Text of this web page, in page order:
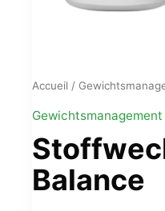
Accueil /
Gewichtsmanagement
Balance